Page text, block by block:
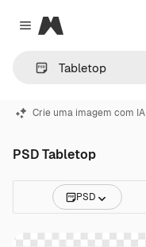
Close menu
Magnific
Crie uma imagem com IA
PSD Tabletop
PSD